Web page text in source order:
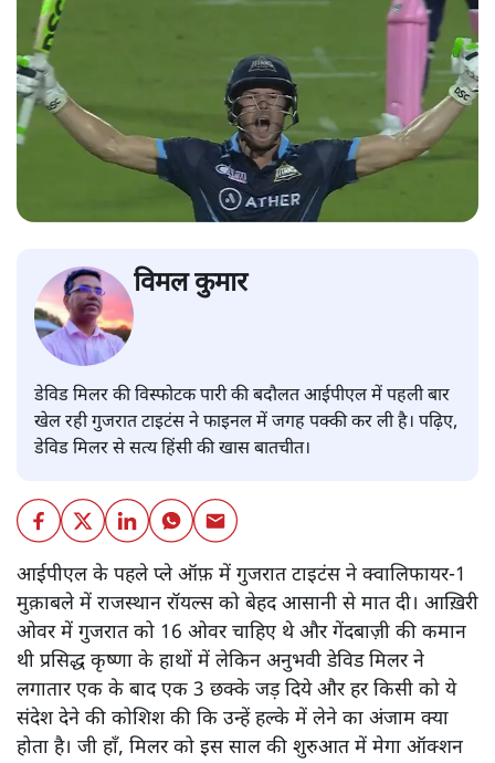
विमल कुमार
डेविड मिलर की विस्फोटक पारी की बदौलत आईपीएल में पहली बार
खेल रही गुजरात टाइटंस ने फाइनल में जगह पक्की कर ली है। पढ़िए,
डेविड मिलर से सत्य हिंसी की खास बातचीत।
आईपीएल के पहले प्ले ऑफ़ में गुजरात टाइटंस ने क्वालिफायर-1
मुक़ाबले में राजस्थान रॉयल्स को बेहद आसानी से मात दी। आख़िरी
ओवर में गुजरात को 16 ओवर चाहिए थे और गेंदबाज़ी की कमान
थी प्रसिद्ध कृष्णा के हाथों में लेकिन अनुभवी डेविड मिलर ने
लगातार एक के बाद एक 3 छक्के जड़ दिये और हर किसी को ये
संदेश देने की कोशिश की कि उन्हें हल्के में लेने का अंजाम क्या
होता है। जी हाँ, मिलर को इस साल की शुरुआत में मेगा ऑक्शन